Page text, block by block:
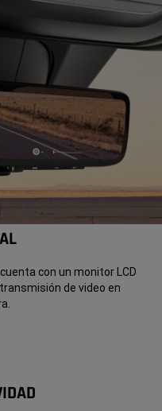
con un monitor LCD
de video en